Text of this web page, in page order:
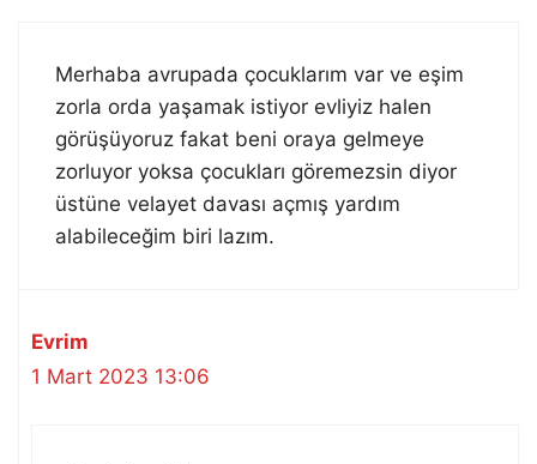
Merhaba avrupada çocuklarım var ve eşim
zorla orda yaşamak istiyor evliyiz halen
görüşüyoruz fakat beni oraya gelmeye
zorluyor yoksa çocukları göremezsin diyor
üstüne velayet davası açmış yardım
alabileceğim biri lazım.
Evrim
1 Mart 2023 13:06